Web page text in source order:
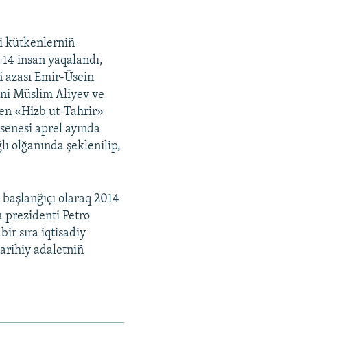
kütkenlerniñ
insan yaqalandı,
azası Emir-Üsein
Müslim Aliyev ve
«Hizb ut-Tahrir»
aprel ayında
olğanında şeklenilip,
olaraq 2014
prezidenti Petro
sıra iqtisadiy
adaletniñ